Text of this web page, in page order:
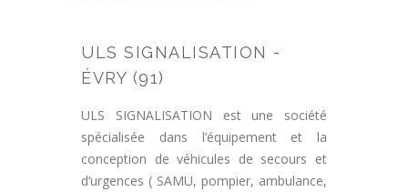
ULS SIGNALISATION -
ÉVRY (91)
ULS SIGNALISATION est une société
spécialisée dans l’équipement et la
conception de véhicules de secours et
d’urgences ( SAMU, pompier, ambulance,